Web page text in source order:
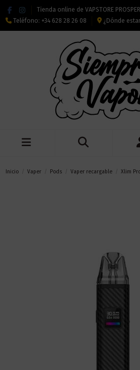
Tienda online de VAPSTORE
Teléfono: +34 628 28 26 08 ¿Dónde
Inicio Vaper Pods Vaper recargable Xlim